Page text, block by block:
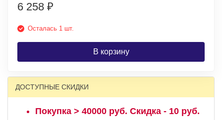
6 258 ₽
Осталась 1 шт.
В корзину
ДОСТУПНЫЕ СКИДКИ
Покупка > 40000 руб. Скидка - 10 руб.